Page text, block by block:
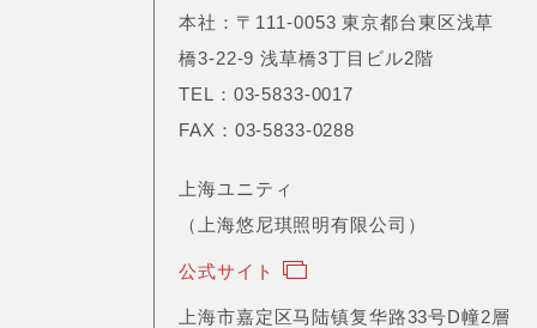
本社：〒111-0053 東京都台東区浅草
橋3-22-9 浅草橋3丁目ビル2階
TEL：03-5833-0017
FAX：03-5833-0288
上海ユニティ
（上海悠尼琪照明有限公司）
公式サイト
上海市嘉定区马陆镇复华路33号D幢2層